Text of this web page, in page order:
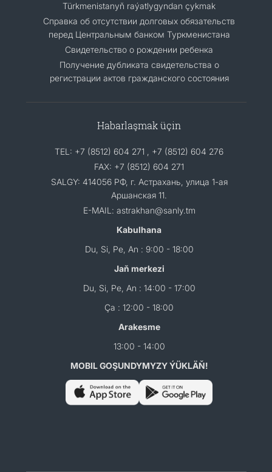
Türkmenistanyň raýatlygyndan çykmak
Cправка об отсутствии долговых обязательств
перед Центральным банком Туркменистана
Свидетельство о рождении ребенка
Получение дубликата свидетельства о
регистрации актов гражданского состояния
Habarlaşmak üçin
TEL: +7 (8512) 604 271 , +7 (8512) 604 276
FAX: +7 (8512) 604 271
SALGY: 414056 РФ, г. Астрахань, улица 1-ая
Аршанская 11.
E-MAIL: astrakhan@sanly.tm
Kabulhana
Du, Si, Pe, An : 9:00 - 18:00
Jaň merkezi
Du, Si, Pe, An : 14:00 - 17:00
Ça : 12:00 - 18:00
Arakesme
13:00 - 14:00
MOBIL GOŞUNDYMYZY ÝÜKLÄŇ!